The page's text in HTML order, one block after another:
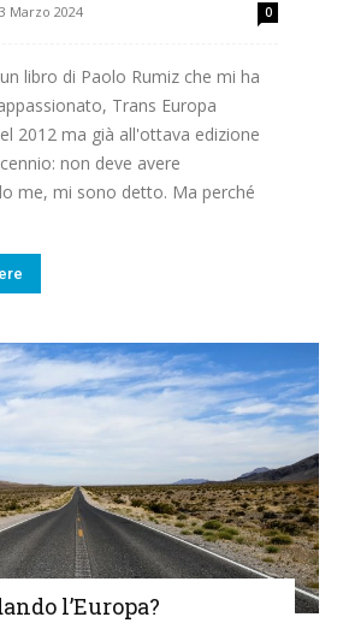
Marzo 2024 0
libro di Paolo Rumiz che mi ha
Trans Europa
2012 ma già all'ottava edizione
non deve avere
me, mi sono detto. Ma perché
l’Europa?